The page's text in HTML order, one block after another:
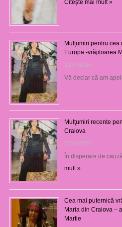
Citeşte mai mult »
Mulțumiri pentru cea
Europa -vrăjitoarea
23/07/2026
Vă declar că am
Mulţumiri recente
Craiova
22/07/2026
În disperare de
mult »
Cea mai puternică
Maria din Craiova –
Martie